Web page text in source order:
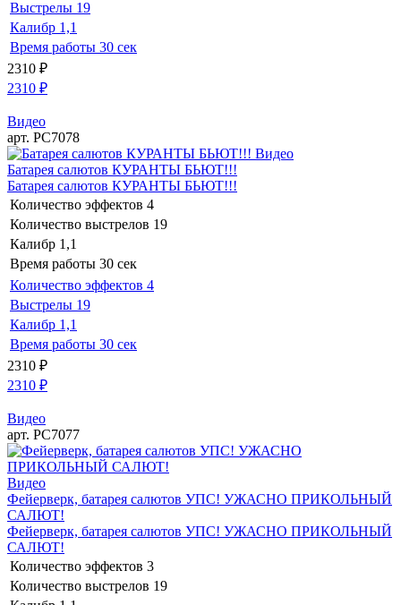
Выстрелы 19
Калибр 1,1
Время работы 30 сек
2310 ₽
2310 ₽
Видео
арт. РС7078
Видео
Батарея салютов КУРАНТЫ БЬЮТ!!!
Батарея салютов КУРАНТЫ БЬЮТ!!!
Количество эффектов 4
Количество выстрелов 19
Калибр 1,1
Время работы 30 сек
Количество эффектов 4
Выстрелы 19
Калибр 1,1
Время работы 30 сек
2310 ₽
2310 ₽
Видео
арт. РС7077
Видео
Фейерверк, батарея салютов УПС! УЖАСНО ПРИКОЛЬНЫЙ
САЛЮТ!
Фейерверк, батарея салютов УПС! УЖАСНО ПРИКОЛЬНЫЙ
САЛЮТ!
Количество эффектов 3
Количество выстрелов 19